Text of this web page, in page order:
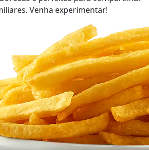
Venha experimentar!